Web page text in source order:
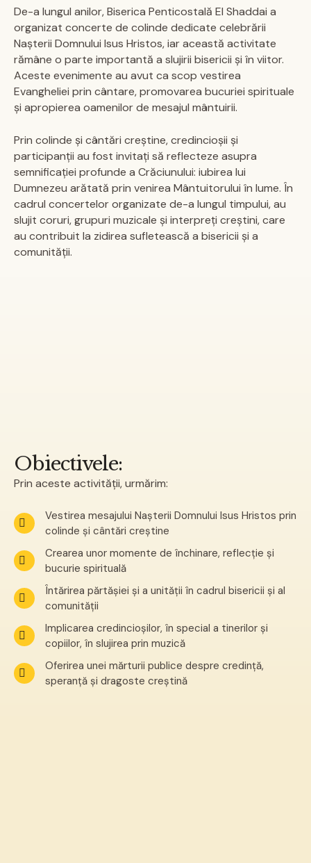
Contact
DONEAZĂ
De-a lungul anilor, Biserica Penticostală El Shaddai a
organizat concerte de colinde dedicate celebrării
Nașterii Domnului Isus Hristos, iar această activitate
rămâne o parte importantă a slujirii bisericii și în viitor.
Aceste evenimente au avut ca scop vestirea
Evangheliei prin cântare, promovarea bucuriei spirituale
și apropierea oamenilor de mesajul mântuirii.
Prin colinde și cântări creștine, credincioșii și
participanții au fost invitați să reflecteze asupra
semnificației profunde a Crăciunului: iubirea lui
Dumnezeu arătată prin venirea Mântuitorului în lume. În
cadrul concertelor organizate de-a lungul timpului, au
slujit coruri, grupuri muzicale și interpreți creștini, care
au contribuit la zidirea sufletească a bisericii și a
comunității.
Obiectivele:
Prin aceste activității, urmărim:
Vestirea mesajului Nașterii Domnului Isus Hristos prin
colinde și cântări creștine
Crearea unor momente de închinare, reflecție și
bucurie spirituală
Întărirea părtășiei și a unității în cadrul bisericii și al
comunității
Implicarea credincioșilor, în special a tinerilor și
copiilor, în slujirea prin muzică
Oferirea unei mărturii publice despre credință,
speranță și dragoste creștină